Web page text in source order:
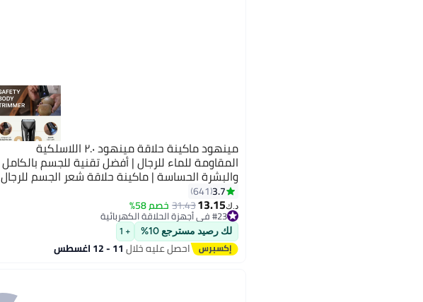
مينهود ماكينة حلاقة مينهود ٢.٠ اللاسلكية
المقاومة للماء للرجال | أفضل تقنية للجسم بالكامل
والبشرة الحساسة | ماكينة حلاقة شعر الجسم للرجال
| شحن لاسلكي | إضاءة LED ٤٠٠٠ كلفن وشاشة عرض
متعددة الاستخدامات
3.7
641
د.ك‏13.15
31.43خصم 58% #23 في أجهزة الحلاقة الكهربائية
أقل سعر في 30 يوم
#23 في أجهزة الحلاقة الكهربائية
لك رصيد مسترجع 10% + 1
احصل عليه خلال11 - 12 اغسطس